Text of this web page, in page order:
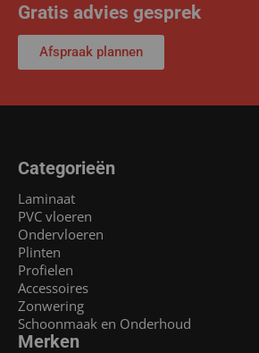
Gratis advies gesprek
Afspraak plannen
Categorieën
Laminaat
PVC vloeren
Ondervloeren
Plinten
Profielen
Accessoires
Zonwering
Schoonmaak en Onderhoud
Merken